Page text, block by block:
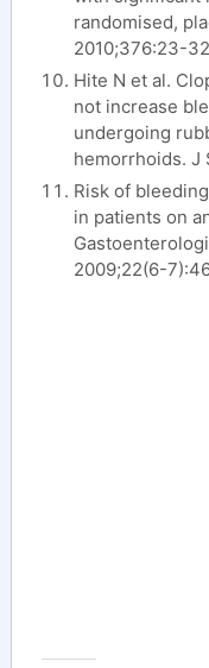
randomised,
2010;376:23-
Hite N et al.
not increase
undergoing
hemorrhoids. J
Risk of
in patients on
2009;22(6-